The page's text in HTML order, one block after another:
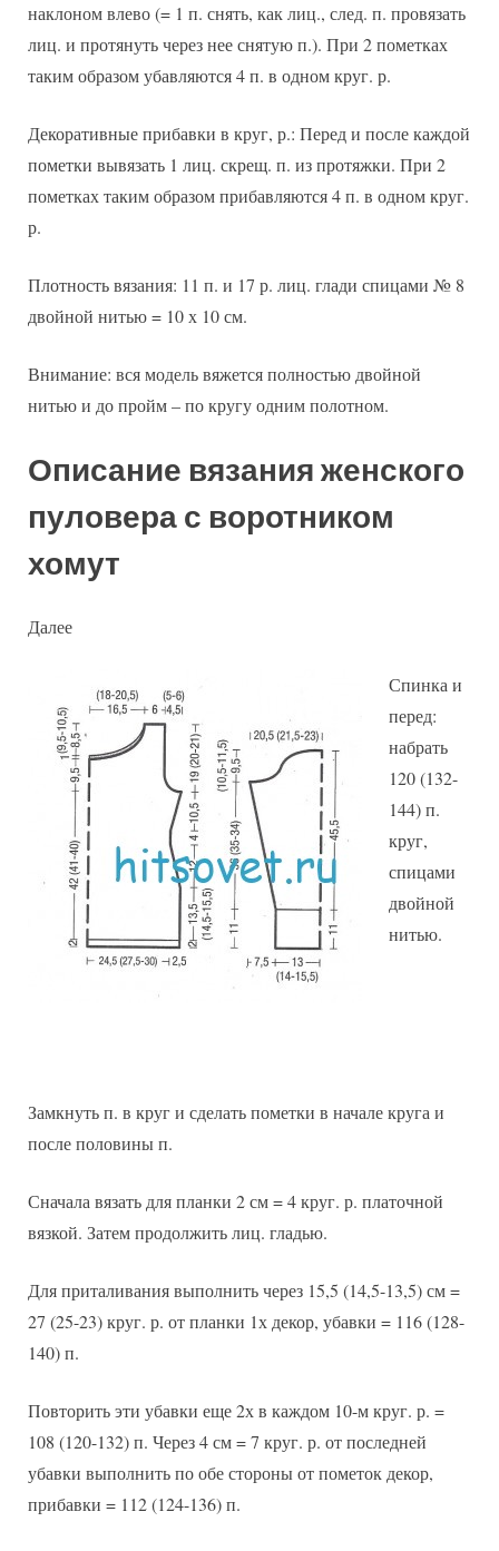
наклоном влево (= 1 п. снять, как лиц., след. п. провязать
лиц. и протянуть через нее снятую п.). При 2 пометках
таким образом убавляются 4 п. в одном круг. р.
Декоративные прибавки в круг, р.: Перед и после каждой
пометки вывязать 1 лиц. скрещ. п. из протяжки. При 2
пометках таким образом прибавляются 4 п. в одном круг.
р.
Плотность вязания: 11 п. и 17 р. лиц. глади спицами № 8
двойной нитью = 10 х 10 см.
Внимание: вся модель вяжется полностью двойной
нитью и до пройм – по кругу одним полотном.
Описание вязания женского
пуловера с воротником
хомут
Далее
Спинка и
перед:
набрать
120 (132-
144) п.
круг,
спицами
двойной
нитью.
Замкнуть п. в круг и сделать пометки в начале круга и
после половины п.
Сначала вязать для планки 2 см = 4 круг. р. платочной
вязкой. Затем продолжить лиц. гладью.
Для приталивания выполнить через 15,5 (14,5-13,5) см =
27 (25-23) круг. р. от планки 1х декор, убавки = 116 (128-
140) п.
Повторить эти убавки еще 2х в каждом 10-м круг. р. =
108 (120-132) п. Через 4 см = 7 круг. р. от последней
убавки выполнить по обе стороны от пометок декор,
прибавки = 112 (124-136) п.